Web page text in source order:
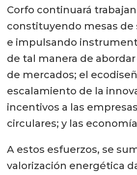
Corfo continuará
constituyendo mesas de
e impulsando
de tal manera de
de mercados; el
escalamiento de la
incentivos a las
circulares; y las
A estos esfuerzos, se
valorización energética